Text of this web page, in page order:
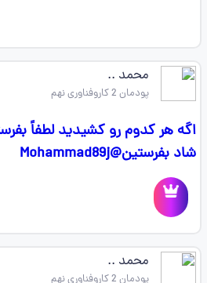
محمد ..
پودمان 2 کاروفناوری نهم
اگه هر کدوم رو کشیدید لطفاً
شاد بفرستین@Mohammad89j
محمد ..
پودمان 2 کاروفناوری نهم